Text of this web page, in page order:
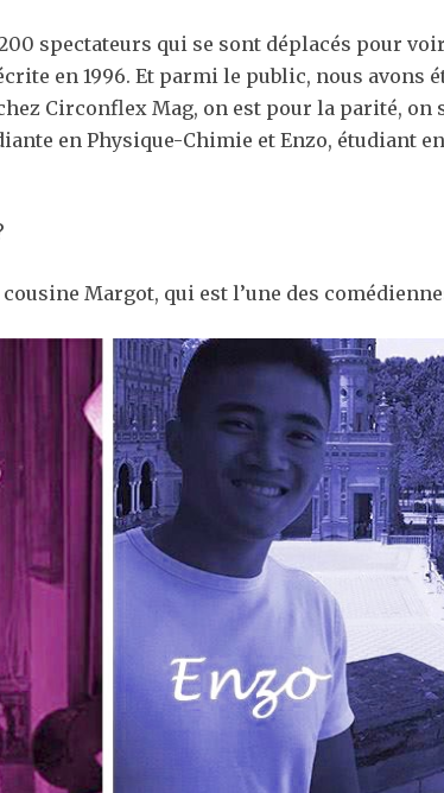
spectateurs qui se sont déplacés pour
en 1996. Et parmi le public, nous avons
Circonflex Mag, on est pour la parité, on
en Physique-Chimie et Enzo, étudiant en
Margot, qui est l’une des